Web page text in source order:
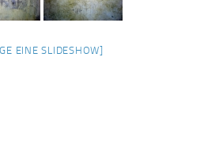
EINE SLIDESHOW]